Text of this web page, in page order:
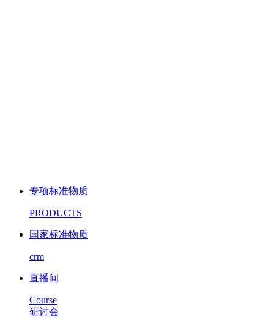
专项标准物质
PRODUCTS
国家标准物质
crm
直播间
Course
研讨会